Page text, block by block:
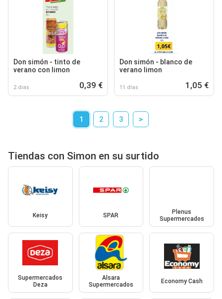
Don simón - tinto de
verano con limon
2 días 0,39 €
Don simón - blanco de
verano limon
11 días 1,05 €
1 2 3 >
Tiendas con Simon en su surtido
Keisy SPAR
Plenus
Supermercados
Supermercados
Deza
Alsara
Supermercados
Economy Cash